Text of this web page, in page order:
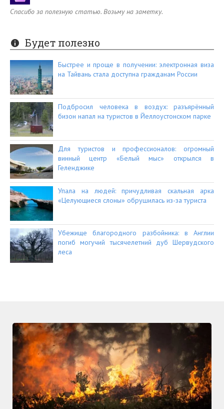
Спасибо за полезную статью. Возьму на заметку.
Будет полезно
Быстрее и проще в получении: электронная виза
на Тайвань стала доступна гражданам России
Подбросил человека в воздух: разъярённый
бизон напал на туристов в Йеллоустонском парке
Для туристов и профессионалов: огромный
винный центр «Белый мыс» открылся в
Геленджике
Упала на людей: причудливая скальная арка
«Целующиеся слоны» обрушилась из-за туриста
Убежище благородного разбойника: в Англии
погиб могучий тысячелетний дуб Шервудского
леса